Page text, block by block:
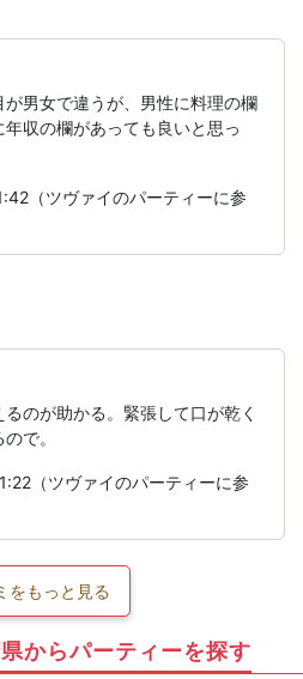
男女で違うが、男性に料理の欄
収の欄があっても良いと思っ
（ツヴァイのパーティーに参
のが助かる。緊張して口が乾く
で。
（ツヴァイのパーティーに参
をもっと見る
からパーティーを探す